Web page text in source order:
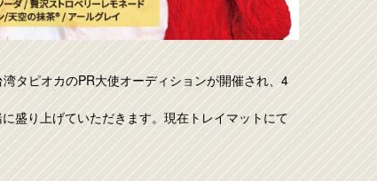
タピオカのPR大使オーディションが開催され、4
盛り上げていただきます。現在トレイマットにて